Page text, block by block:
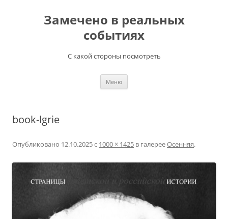
содержимомуЗамечено в реальных
событиях
С какой стороны посмотреть
Меню
book-lgrie
Опубликовано 12.10.2025с 1000 × 1425 в галерееОсенняя.